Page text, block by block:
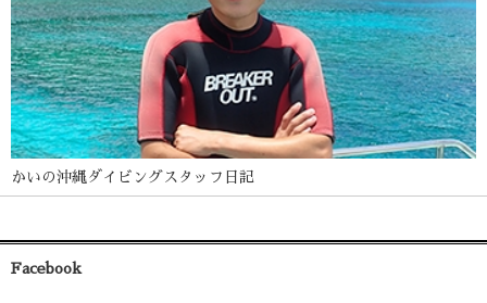
かいの沖縄ダイビングスタッフ日記
Facebook